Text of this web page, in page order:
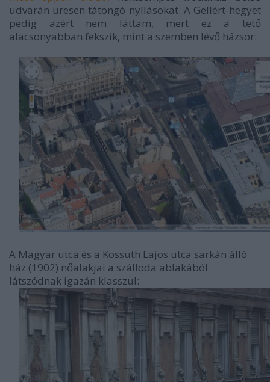
udvarán üresen tátongó nyílásokat. A Gellért-hegyet
pedig azért nem láttam, mert ez a tető
alacsonyabban fekszik, mint a szemben lévő házsor:
A Magyar utca és a Kossuth Lajos utca sarkán álló
ház (1902) nőalakjai a szálloda ablakából
látszódnak igazán klasszul: